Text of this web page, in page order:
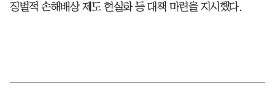
징벌적 손해배상 제도 현실화 등 대책 마련을 지시했다.